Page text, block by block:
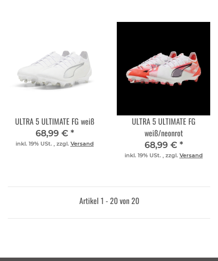
ULTRA 5 ULTIMATE FG weiß
68,99 € *
inkl. 19% USt. , zzgl. Versand
ULTRA 5 ULTIMATE FG
weiß/neonrot
68,99 € *
inkl. 19% USt. , zzgl. Versand
Artikel 1 - 20 von 20